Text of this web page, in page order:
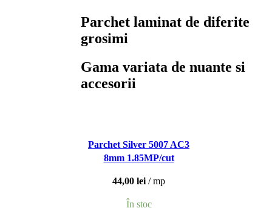
Parchet laminat de diferite
grosimi
Gama variata de nuante si
accesorii
Parchet Silver 5007 AC3
8mm 1.85MP/cut
44,00 lei mp
În stoc